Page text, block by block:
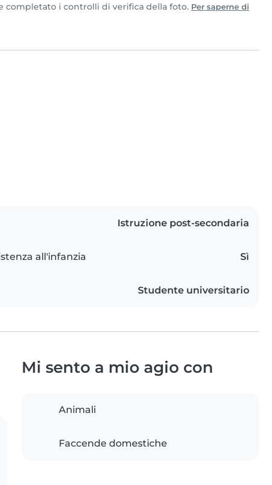
completato i controlli di verifica della foto. Per saperne di
Istruzione post-secondaria
all'infanzia Sì
Studente universitario
Mi sento a mio agio con
Animali
Faccende domestiche